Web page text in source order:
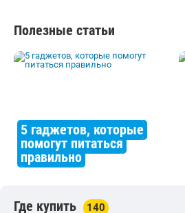
Полезные статьи
5 гаджетов, которые
помогут питаться
правильно
Где купить 140